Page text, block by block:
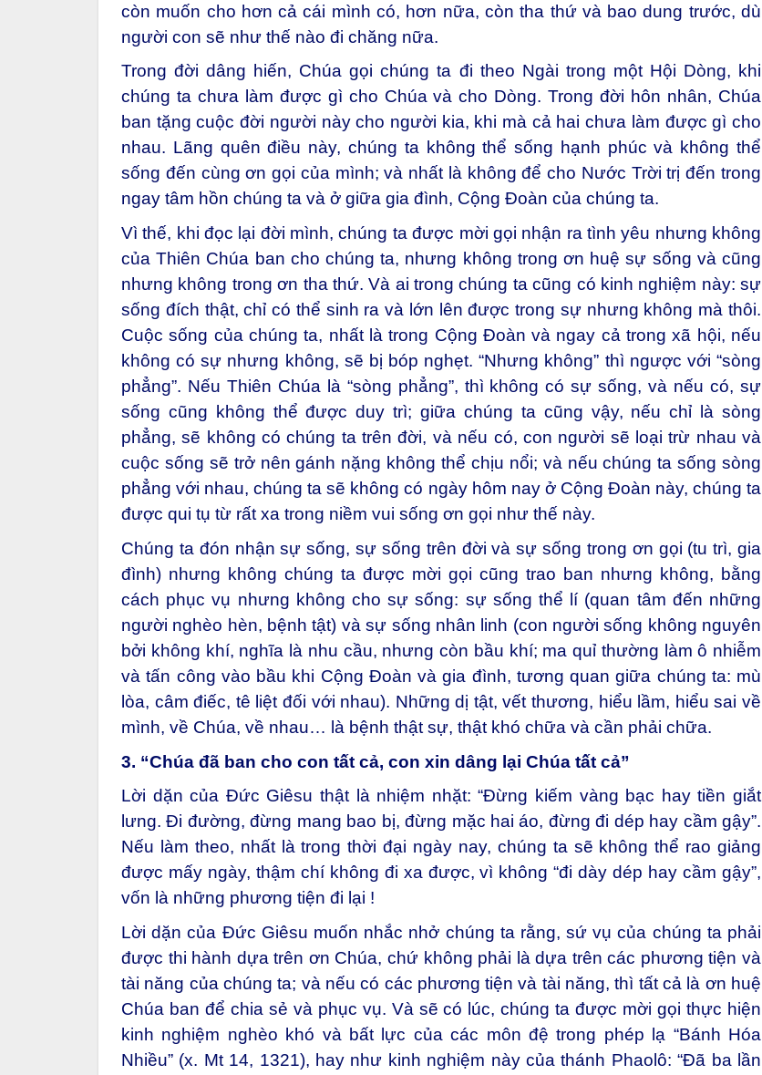
còn muốn cho hơn cả cái mình có, hơn nữa, còn tha thứ và bao dung trước, dù
người con sẽ như thế nào đi chăng nữa.
Trong đời dâng hiến, Chúa gọi chúng ta đi theo Ngài trong một Hội Dòng, khi
chúng ta chưa làm được gì cho Chúa và cho Dòng. Trong đời hôn nhân, Chúa
ban tặng cuộc đời người này cho người kia, khi mà cả hai chưa làm được gì cho
nhau. Lãng quên điều này, chúng ta không thể sống hạnh phúc và không thể
sống đến cùng ơn gọi của mình; và nhất là không để cho Nước Trời trị đến trong
ngay tâm hồn chúng ta và ở giữa gia đình, Cộng Đoàn của chúng ta.
Vì thế, khi đọc lại đời mình, chúng ta được mời gọi nhận ra tình yêu nhưng không
của Thiên Chúa ban cho chúng ta, nhưng không trong ơn huệ sự sống và cũng
nhưng không trong ơn tha thứ. Và ai trong chúng ta cũng có kinh nghiệm này: sự
sống đích thật, chỉ có thể sinh ra và lớn lên được trong sự nhưng không mà thôi.
Cuộc sống của chúng ta, nhất là trong Cộng Đoàn và ngay cả trong xã hội, nếu
không có sự nhưng không, sẽ bị bóp nghẹt. “Nhưng không” thì ngược với “sòng
phẳng”. Nếu Thiên Chúa là “sòng phẳng”, thì không có sự sống, và nếu có, sự
sống cũng không thể được duy trì; giữa chúng ta cũng vậy, nếu chỉ là sòng
phẳng, sẽ không có chúng ta trên đời, và nếu có, con người sẽ loại trừ nhau và
cuộc sống sẽ trở nên gánh nặng không thể chịu nổi; và nếu chúng ta sống sòng
phẳng với nhau, chúng ta sẽ không có ngày hôm nay ở Cộng Đoàn này, chúng ta
được qui tụ từ rất xa trong niềm vui sống ơn gọi như thế này.
Chúng ta đón nhận sự sống, sự sống trên đời và sự sống trong ơn gọi (tu trì, gia
đình) nhưng không chúng ta được mời gọi cũng trao ban nhưng không, bằng
cách phục vụ nhưng không cho sự sống: sự sống thể lí (quan tâm đến những
người nghèo hèn, bệnh tật) và sự sống nhân linh (con người sống không nguyên
bởi không khí, nghĩa là nhu cầu, nhưng còn bầu khí; ma quỉ thường làm ô nhiễm
và tấn công vào bầu khi Cộng Đoàn và gia đình, tương quan giữa chúng ta: mù
lòa, câm điếc, tê liệt đối với nhau). Những dị tật, vết thương, hiểu lầm, hiểu sai về
mình, về Chúa, về nhau… là bệnh thật sự, thật khó chữa và cần phải chữa.
3. “Chúa đã ban cho con tất cả, con xin dâng lại Chúa tất cả”
Lời dặn của Đức Giêsu thật là nhiệm nhặt: “Đừng kiếm vàng bạc hay tiền giắt
lưng. Đi đường, đừng mang bao bị, đừng mặc hai áo, đừng đi dép hay cầm gậy”.
Nếu làm theo, nhất là trong thời đại ngày nay, chúng ta sẽ không thể rao giảng
được mấy ngày, thậm chí không đi xa được, vì không “đi dày dép hay cầm gậy”,
vốn là những phương tiện đi lại !
Lời dặn của Đức Giêsu muốn nhắc nhở chúng ta rằng, sứ vụ của chúng ta phải
được thi hành dựa trên ơn Chúa, chứ không phải là dựa trên các phương tiện và
tài năng của chúng ta; và nếu có các phương tiện và tài năng, thì tất cả là ơn huệ
Chúa ban để chia sẻ và phục vụ. Và sẽ có lúc, chúng ta được mời gọi thực hiện
kinh nghiệm nghèo khó và bất lực của các môn đệ trong phép lạ “Bánh Hóa
Nhiều” (x. Mt 14, 1321), hay như kinh nghiệm này của thánh Phaolô: “Đã ba lần